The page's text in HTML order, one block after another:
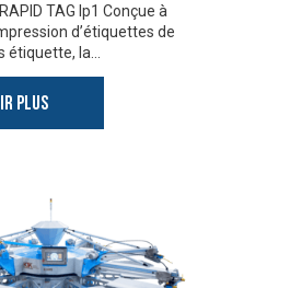
TAG lp1 Conçue à
d’étiquettes de
étiquette, la…
PLUS